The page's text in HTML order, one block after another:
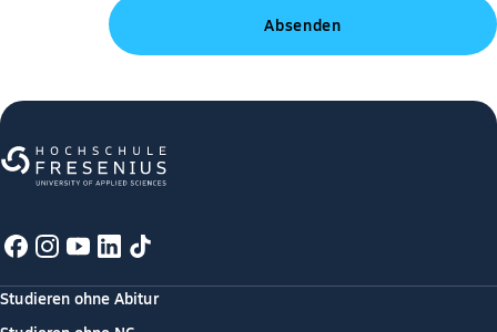
Studieren ohne Abitur